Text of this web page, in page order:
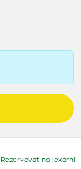
Rezervovať na lekárni